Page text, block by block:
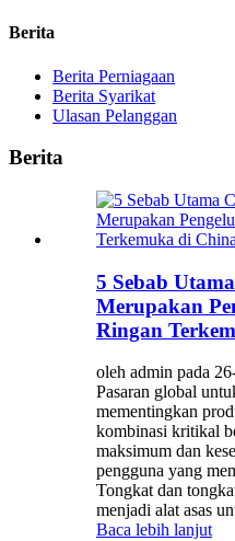
Berita
Berita Perniagaan
Berita Syarikat
Ulasan Pelanggan
Berita
5 Sebab
Merupakan
Ringan
oleh admin pada
Pasaran global
mementingkan
kombinasi kritikal
maksimum dan
pengguna yang
Tongkat dan
menjadi alat asas
Baca lebih lanjut